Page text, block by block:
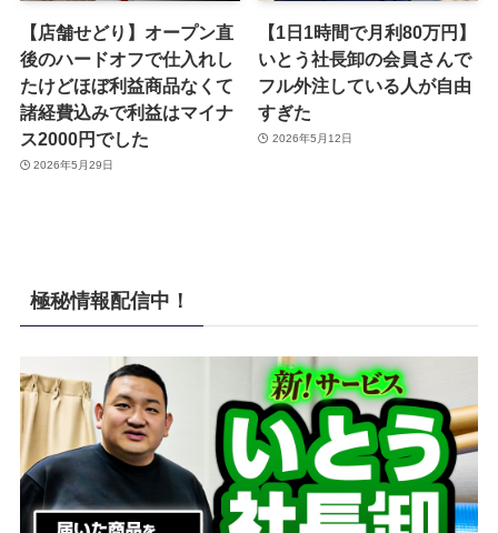
【店舗せどり】オープン直
後のハードオフで仕入れし
たけどほぼ利益商品なくて
諸経費込みで利益はマイナ
ス2000円でした
2026年5月29日
【1日1時間で月利80万円】
いとう社長卸の会員さんで
フル外注している人が自由
すぎた
2026年5月12日
極秘情報配信中！